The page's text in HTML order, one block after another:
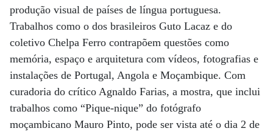
produção visual de países de língua portuguesa.
Trabalhos como o dos brasileiros Guto Lacaz e do
coletivo Chelpa Ferro contrapõem questões como
memória, espaço e arquitetura com vídeos, fotografias e
instalações de Portugal, Angola e Moçambique. Com
curadoria do crítico Agnaldo Farias, a mostra, que inclui
trabalhos como “Pique-nique” do fotógrafo
moçambicano Mauro Pinto, pode ser vista até o dia 2 de